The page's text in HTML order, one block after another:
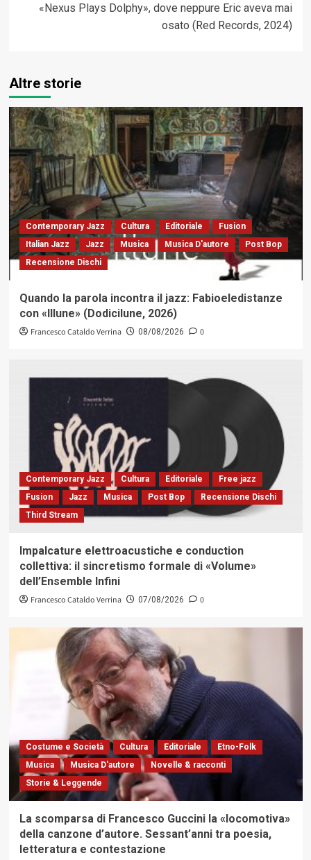
«Nexus Plays Dolphy», dove neppure Eric aveva mai
osato (Red Records, 2024)
Altre storie
Contemporary Jazz Cultura Editoriale
Fusion
Italian Jazz
Jazz Musica Musica D'autore
Post Bop
Recensione Dischi
Quando la parola incontra il jazz: Fabioeledistanze
con «Illune» (Dodicilune, 2026)
Francesco Cataldo Verrina 08/08/2026 0
Contemporary Jazz Cultura Editoriale
Free jazz
Fusion
Jazz Musica Post Bop
Recensione Dischi
Third Stream
Impalcature elettroacustiche e conduction
collettiva: il sincretismo formale di «Volume»
dell’Ensemble Infini
Francesco Cataldo Verrina 07/08/2026 0
Costume e Società Cultura Editoriale
Etno-Folk
Musica
Musica D'autore
Novelle & racconti
Storie & Leggende
La scomparsa di Francesco Guccini la «locomotiva»
della canzone d’autore. Sessant’anni tra poesia,
letteratura e contestazione